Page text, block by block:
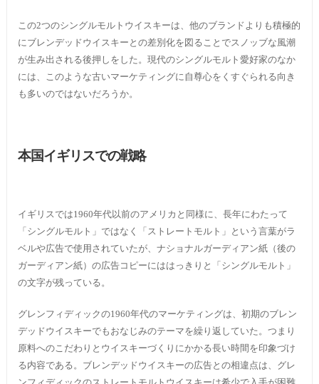
この2つのシングルモルトウイスキーは、他のブランドよりも積極的
にブレンデッドウイスキーとの差別化を図ることでスノッブな風潮
が生み出される後押しをした。現代のシングルモルト愛好家のなか
には、このような古いマーケティングに自尊心をくすぐられる向き
も多いのではないだろうか。
本国イギリスでの戦略
イギリスでは1960年代以前のアメリカと同様に、長年にわたって
「シングルモルト」ではなく「ストレートモルト」という言葉がラ
ベルや広告で使用されていたが、ナショナルガーディアン紙（後の
ガーディアン紙）の広告コピーにははっきりと「シングルモルト」
の文字が残っている。
グレンフィディックの1960年代のマーケティングは、初期のブレン
デッドウイスキーでもおなじみのテーマを繰り返していた。つまり
原料へのこだわりとウイスキーづくりにかかる長い時間を印象づけ
る内容である。ブレンデッドウイスキーの広告との相違点は、グレ